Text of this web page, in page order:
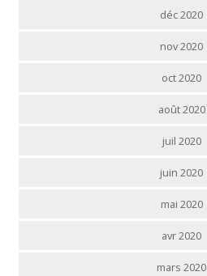
déc 2020
nov 2020
oct 2020
août 2020
juil 2020
juin 2020
mai 2020
avr 2020
mars 2020